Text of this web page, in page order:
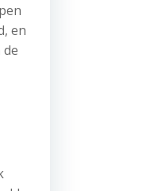
en